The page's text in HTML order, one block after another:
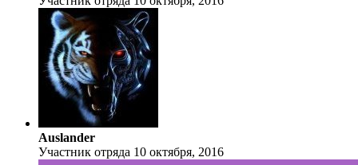
Auslander
Участник отряда 10 октября, 2016